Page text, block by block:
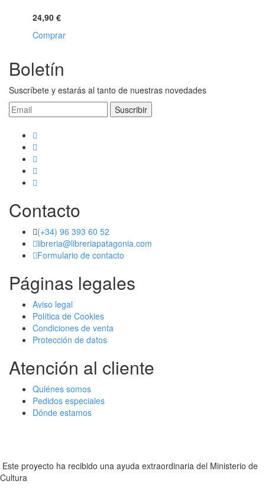
24,90 €
Comprar
Boletín
Suscríbete y estarás al tanto de nuestras novedades
Contacto
(+34) 96 393 60 52
libreria@libreriapatagonia.com
Formulario de contacto
Páginas legales
Aviso legal
Política de Cookies
Condiciones de venta
Protección de datos
Atención al cliente
Quiénes somos
Pedidos especiales
Dónde estamos
Este proyecto ha recibido una ayuda extraordinaria del Ministerio de
Cultura